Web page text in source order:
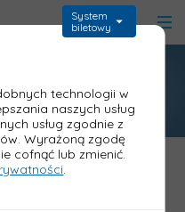
System
biletowy
biletów
– podział ilościowy biletów
technologii w
naszych usług
usług zgodnie z
Wyrażoną zgodę
cofnąć lub zmienić.
.